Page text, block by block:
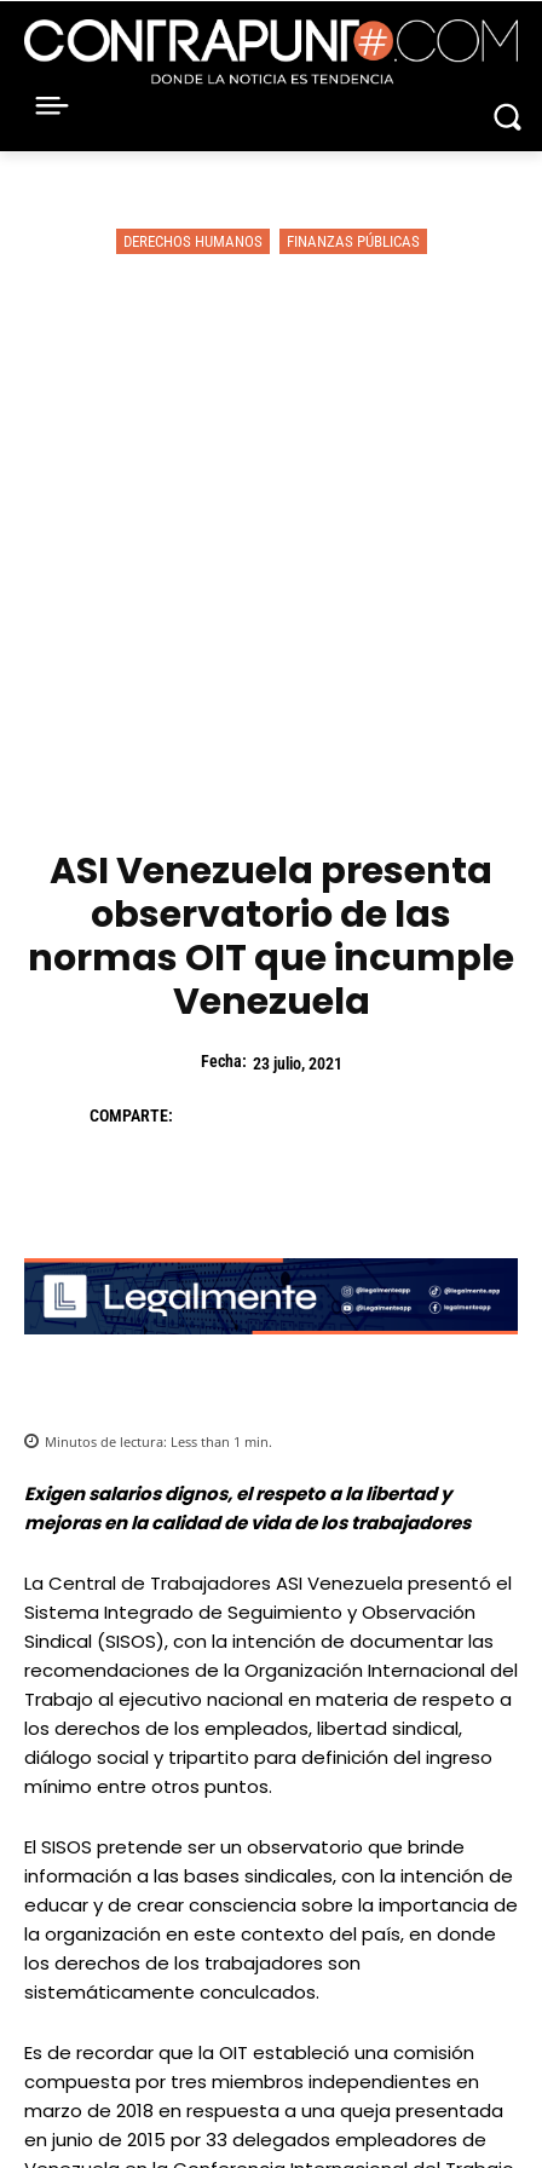
DERECHOS HUMANOS FINANZAS PÚBLICAS
ASI Venezuela presenta
observatorio de las
normas OIT que incumple
Venezuela
Fecha: 23 julio, 2021
COMPARTE:
Minutos de lectura: Less than 1 min.
Exigen salarios dignos, el respeto a la libertad y
mejoras en la calidad de vida de los trabajadores
La Central de Trabajadores ASI Venezuela presentó el
Sistema Integrado de Seguimiento y Observación
Sindical (SISOS), con la intención de documentar las
recomendaciones de la Organización Internacional del
Trabajo al ejecutivo nacional en materia de respeto a
los derechos de los empleados, libertad sindical,
diálogo social y tripartito para definición del ingreso
mínimo entre otros puntos.
El SISOS pretende ser un observatorio que brinde
información a las bases sindicales, con la intención de
educar y de crear consciencia sobre la importancia de
la organización en este contexto del país, en donde
los derechos de los trabajadores son
sistemáticamente conculcados.
Es de recordar que la OIT estableció una comisión
compuesta por tres miembros independientes en
marzo de 2018 en respuesta a una queja presentada
en junio de 2015 por 33 delegados empleadores de